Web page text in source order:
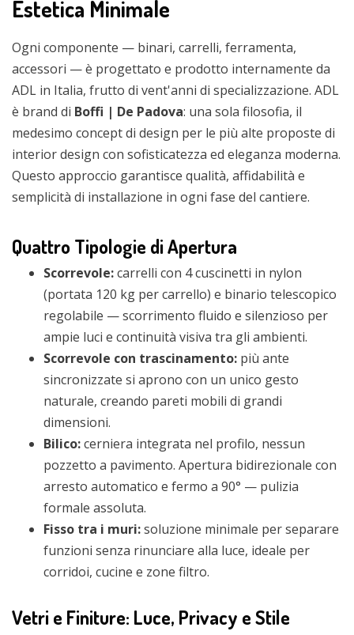
Estetica Minimale
Ogni componente — binari, carrelli, ferramenta,
accessori — è progettato e prodotto internamente da
ADL in Italia, frutto di vent'anni di specializzazione. ADL
è brand di Boffi | De Padova: una sola filosofia, il
medesimo concept di design per le più alte proposte di
interior design con sofisticatezza ed eleganza moderna.
Questo approccio garantisce qualità, affidabilità e
semplicità di installazione in ogni fase del cantiere.
Quattro Tipologie di Apertura
Scorrevole:carrelli con 4 cuscinetti in nylon
(portata 120 kg per carrello) e binario telescopico
regolabile — scorrimento fluido e silenzioso per
ampie luci e continuità visiva tra gli ambienti.
Scorrevole con trascinamento: più ante
sincronizzate si aprono con un unico gesto
naturale, creando pareti mobili di grandi
dimensioni.
Bilico:cerniera integrata nel profilo, nessun
pozzetto a pavimento. Apertura bidirezionale con
arresto automatico e fermo a 90° — pulizia
formale assoluta.
Fisso tra i muri:soluzione minimale per separare
funzioni senza rinunciare alla luce, ideale per
corridoi, cucine e zone filtro.
Vetri e Finiture: Luce, Privacy e Stile